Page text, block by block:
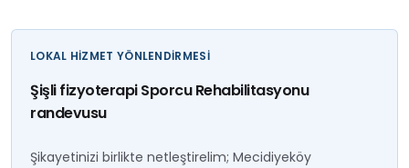
LOKAL HIZMET YÖNLENDIRMESI
Şişli fizyoterapi Sporcu Rehabilitasyonu
randevusu
Şikayetinizi birlikte netleştirelim; Mecidiyeköy